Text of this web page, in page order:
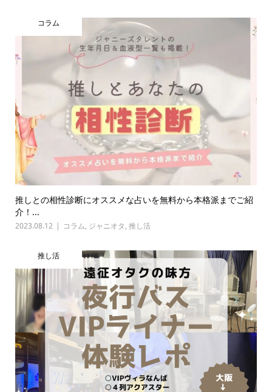
コラム
推しとの相性診断にオススメな占いを無料から本格派までご紹
介！...
2023.08.12 コラム, ジャニオタ, 推し活
推し活